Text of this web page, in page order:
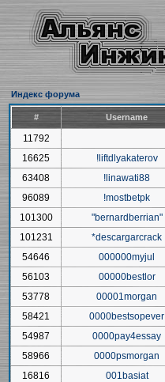
Индекс форума
# Username
11792
16625
!liftdlyakaterov
63408
!linawati88
96089
!mostbetpk
101300
"bernardberrian"
101231
*descargarcrack
54646
000000myjul
56103
00000bestlor
53778
00001morgan
58421
0000bestsopever
54987
0000pay4essay
58966
0000psmorgan
16816
001basiat